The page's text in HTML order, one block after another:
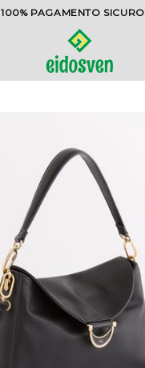
100% PAGAMENTO SICURO